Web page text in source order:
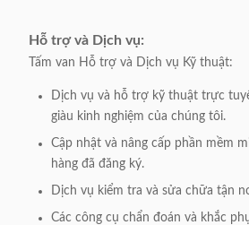
Hỗ trợ và Dịch vụ:
Tấm van Hỗ trợ và Dịch vụ Kỹ thuật:
Dịch vụ và hỗ trợ kỹ thuật trực
giàu kinh nghiệm của chúng tôi.
Cập nhật và nâng cấp phần mềm
hàng đã đăng ký.
Dịch vụ kiểm tra và sửa chữa tận
Các công cụ chẩn đoán và khắc